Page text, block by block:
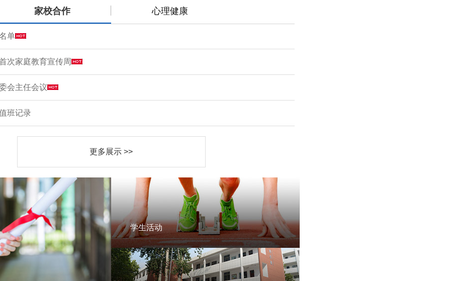
家校合作 心理健康
单
次家庭教育宣传周
会主任会议
班记录
更多展示 >>
学生活动
学生活动